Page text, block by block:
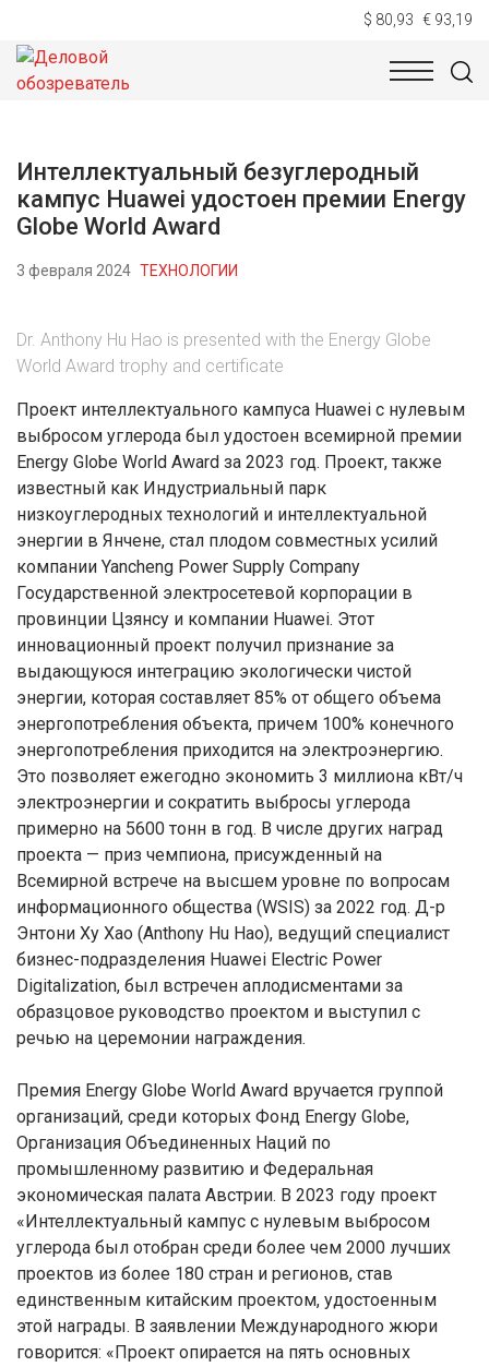
$ 80,93 € 93,19
НОВОСТИ
Интеллектуальный безуглеродный
кампус Huawei удостоен премии Еnergy
Globe World Award
3 февраля 2024 ТЕХНОЛОГИИ
Dr. Anthony Hu Hao is presented with the Energy Globe
World Award trophy and certificate
Проект интеллектуального кампуса Huawei с нулевым
выбросом углерода был удостоен всемирной премии
Energy Globe World Award за 2023 год. Проект, также
известный как Индустриальный парк
низкоуглеродных технологий и интеллектуальной
энергии в Янчене, стал плодом совместных усилий
компании Yancheng Power Supply Company
Государственной электросетевой корпорации в
провинции Цзянсу и компании Huawei. Этот
инновационный проект получил признание за
выдающуюся интеграцию экологически чистой
энергии, которая составляет 85% от общего объема
энергопотребления объекта, причем 100% конечного
энергопотребления приходится на электроэнергию.
Это позволяет ежегодно экономить 3 миллиона кВт/ч
электроэнергии и сократить выбросы углерода
примерно на 5600 тонн в год. В числе других наград
проекта — приз чемпиона, присужденный на
Всемирной встрече на высшем уровне по вопросам
информационного общества (WSIS) за 2022 год. Д-р
Энтони Ху Хао (Anthony Hu Hao), ведущий специалист
бизнес-подразделения Huawei Electric Power
Digitalization, был встречен аплодисментами за
образцовое руководство проектом и выступил с
речью на церемонии награждения.
Премия Energy Globe World Award вручается группой
организаций, среди которых Фонд Energy Globe,
Организация Объединенных Наций по
промышленному развитию и Федеральная
экономическая палата Австрии. В 2023 году проект
«Интеллектуальный кампус с нулевым выбросом
углерода был отобран среди более чем 2000 лучших
проектов из более 180 стран и регионов, став
единственным китайским проектом, удостоенным
этой награды. В заявлении Международного жюри
говорится: «Проект опирается на пять основных